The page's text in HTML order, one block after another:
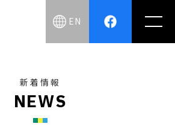
EN
新着情報
NEWS